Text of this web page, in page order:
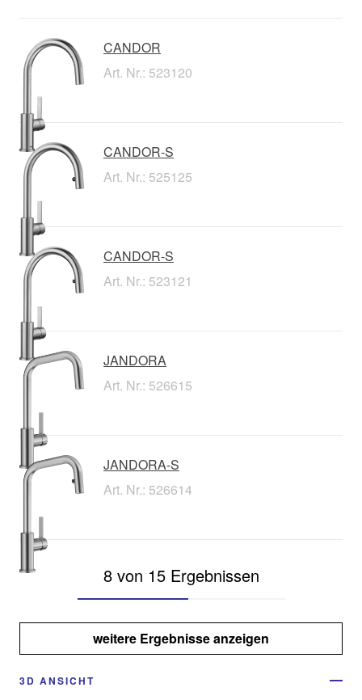
CANDOR
Art. Nr.: 523120
CANDOR-S
Art. Nr.: 525125
CANDOR-S
Art. Nr.: 523121
JANDORA
Art. Nr.: 526615
JANDORA-S
Art. Nr.: 526614
8 von 15 Ergebnissen
weitere Ergebnisse anzeigen
3D ANSICHT